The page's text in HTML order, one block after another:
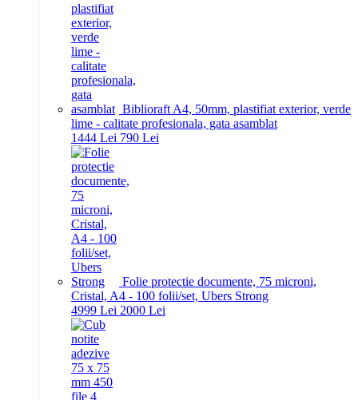
Biblioraft A4, 50mm, plastifiat exterior, verde
lime - calitate profesionala, gata asamblat
1444 Lei 790 Lei
Folie protectie documente, 75 microni,
Cristal, A4 - 100 folii/set, Ubers Strong
4999 Lei 2000 Lei